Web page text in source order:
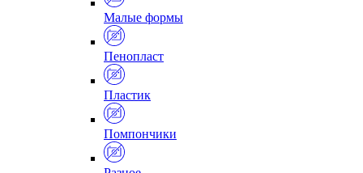
Малые формы
Пенопласт
Пластик
Помпончики